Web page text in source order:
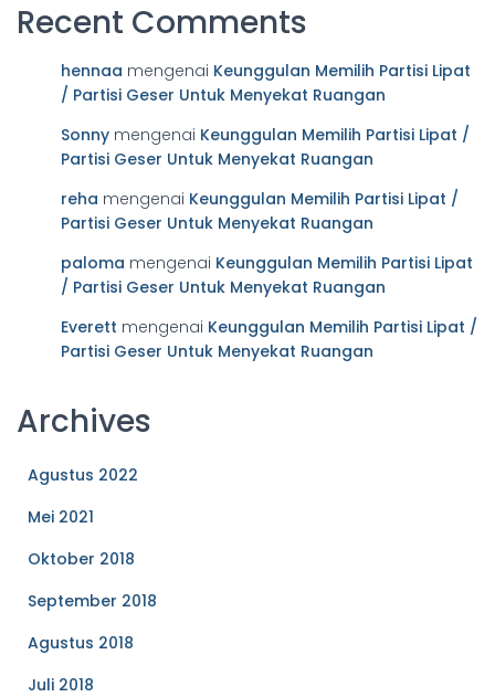
Recent Comments
hennaa mengenai Keunggulan Memilih Partisi Lipat
/ Partisi Geser Untuk Menyekat Ruangan
Sonny mengenai Keunggulan Memilih Partisi Lipat /
Partisi Geser Untuk Menyekat Ruangan
reha mengenai Keunggulan Memilih Partisi Lipat /
Partisi Geser Untuk Menyekat Ruangan
paloma mengenai Keunggulan Memilih Partisi Lipat
/ Partisi Geser Untuk Menyekat Ruangan
Everett mengenai Keunggulan Memilih Partisi Lipat /
Partisi Geser Untuk Menyekat Ruangan
Archives
Agustus 2022
Mei 2021
Oktober 2018
September 2018
Agustus 2018
Juli 2018